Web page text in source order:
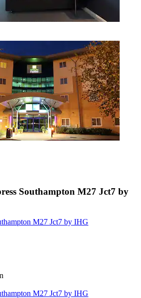
Southampton M27 Jct7 by
M27 Jct7 by IHG
M27 Jct7 by IHG